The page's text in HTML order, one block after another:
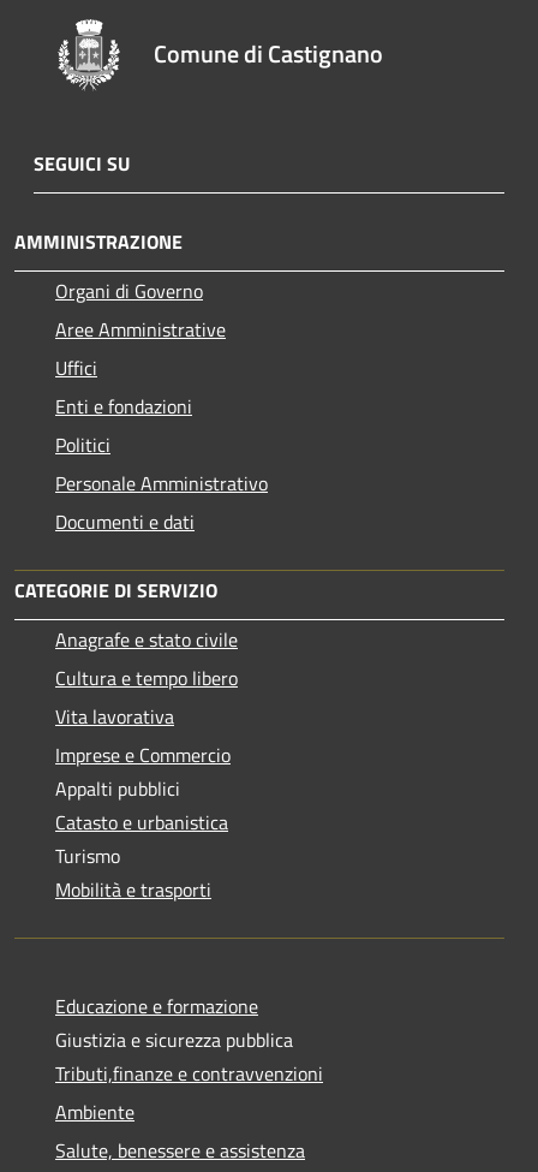
Comune di Castignano
SEGUICI SU
AMMINISTRAZIONE
Organi di Governo
Aree Amministrative
Uffici
Enti e fondazioni
Politici
Personale Amministrativo
Documenti e dati
CATEGORIE DI SERVIZIO
Anagrafe e stato civile
Cultura e tempo libero
Vita lavorativa
Imprese e Commercio
Appalti pubblici
Catasto e urbanistica
Turismo
Mobilità e trasporti
Educazione e formazione
Giustizia e sicurezza pubblica
Tributi,finanze e contravvenzioni
Ambiente
Salute, benessere e assistenza